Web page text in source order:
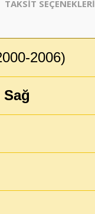
TAKSİT SEÇENEKLERİ
2006)
Sağ